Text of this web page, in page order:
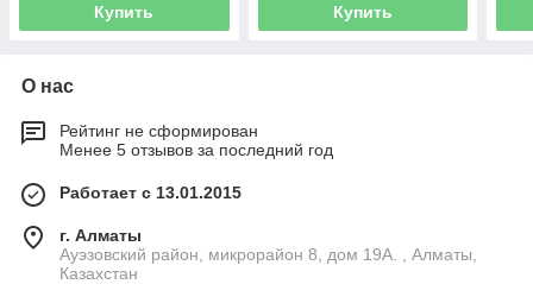
Купить Купить
О нас
Рейтинг не сформирован
Менее 5 отзывов за последний год
Работает с 13.01.2015
г. Алматы
Ауэзовский район, микрорайон 8, дом 19А. , Алматы,
Казахстан